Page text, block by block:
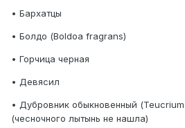
• Бархатцы
• Болдо (Boldoa fragrans)
• Горчица черная
• Девясил
• Дубровник обыкновенный
(чесночного лытынь не нашла)